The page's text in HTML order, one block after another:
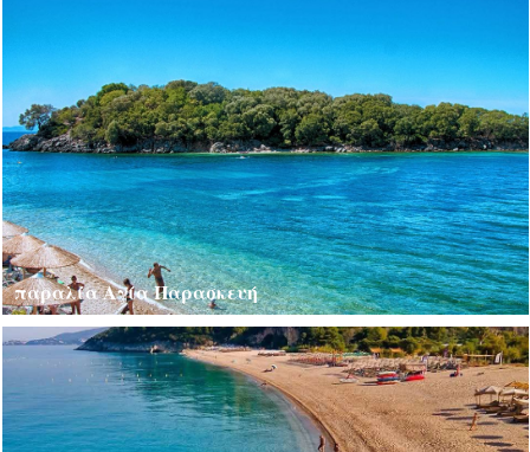
παραλία Αγία Παρασκευή